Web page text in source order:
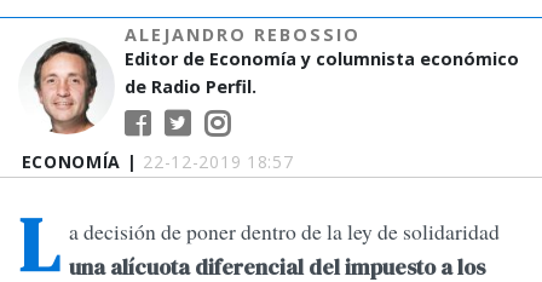
ECONOMÍA | 22-12-2019 18:57
ALEJANDRO REBOSSIO
Editor de Economía y columnista económico
de Radio Perfil.
L a decisión de poner dentro de la ley de solidaridad
una alícuota diferencial del impuesto a los